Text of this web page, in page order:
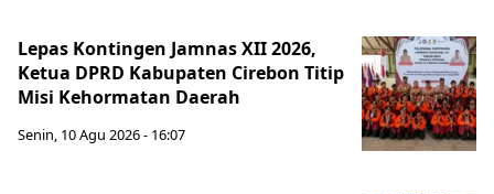
Lepas Kontingen Jamnas XII 2026,
Ketua DPRD Kabupaten Cirebon Titip
Misi Kehormatan Daerah
Senin, 10 Agu 2026 - 16:07